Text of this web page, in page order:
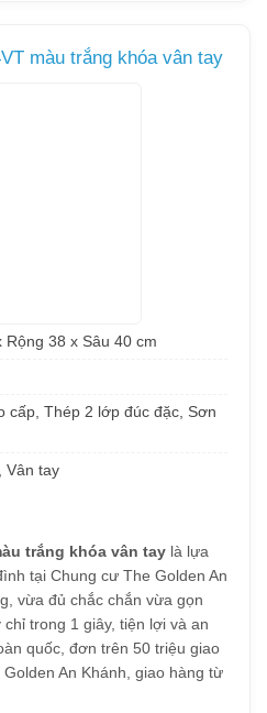
màu trắng khóa vân tay
Rộng 38 x Sâu 40 cm
cấp, Thép 2 lớp đúc đặc, Sơn
Vân tay
trắng khóa vân tay là lựa
tại Chung cư The Golden An
vừa đủ chắc chắn vừa gọn
trong 1 giây, tiện lợi và an
quốc, đơn trên 50 triệu giao
An Khánh, giao hàng từ